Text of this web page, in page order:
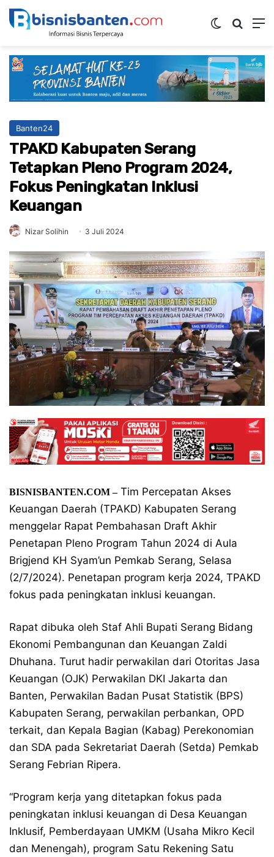
Switch skin
Banten24
TPAKD Kabupaten Serang
Tetapkan Pleno Program 2024,
Fokus Peningkatan Inklusi
Keuangan
Nizar Solihin 3 Juli 2024
BISNISBANTEN.COM –Tim Percepatan Akses
Keuangan Daerah (TPAKD) Kabupaten Serang
menggelar Rapat Pembahasan Draft Akhir
Penetapan Pleno Program Tahun 2024 di Aula
Brigjend KH Syam’un Pemkab Serang, Selasa
(2/7/2024). Penetapan program kerja 2024, TPAKD
fokus pada peningkatan inklusi keuangan.
Rapat dibuka oleh Staf Ahli Bupati Serang Bidang
Ekonomi Pembangunan dan Keuangan Zaldi
Dhuhana. Turut hadir perwakilan dari Otoritas Jasa
Keuangan (OJK) Perwakilan DKI Jakarta dan
Banten, Perwakilan Badan Pusat Statistik (BPS)
Kabupaten Serang, perwakilan perbankan, OPD
terkait, dan Kepala Bagian (Kabag) Perekonomian
dan SDA pada Sekretariat Daerah (Setda) Pemkab
Serang Febrian Ripera.
“Program kerja yang ditetapkan fokus pada
peningkatan inklusi keuangan di Desa Keuangan
Inklusif, Pemberdayaan UMKM (Usaha Mikro Kecil
dan Menengah), program Satu Rekening Satu